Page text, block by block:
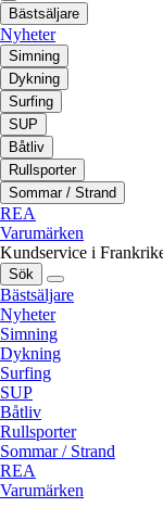
Bästsäljare
Nyheter
Simning
Dykning
Surfing
SUP
Båtliv
Rullsporter
Sommar / Strand
REA
Varumärken
Kundservice i
Sök
Bästsäljare
Nyheter
Simning
Dykning
Surfing
SUP
Båtliv
Rullsporter
Sommar / Strand
REA
Varumärken